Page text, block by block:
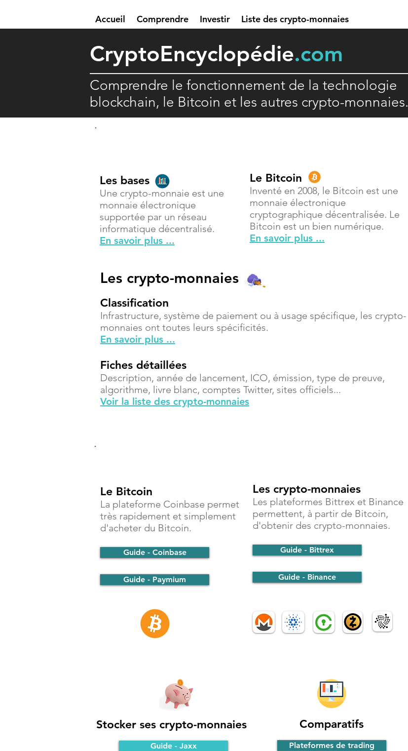
Accueil Comprendre Investir Liste des crypto-monnaies
CryptoEncyclopédie.com
Comprendre le fonctionnement de la technologie
blockchain, le Bitcoin et les autres crypto-monnaies.
Les bases
Une crypto-monnaie est une
monnaie électronique
supportée par un réseau
informatique décentralisé.
En savoir plus ...
Le Bitcoin
Inventé en 2008, le Bitcoin est une
monnaie électronique
cryptographique décentralisée. Le
Bitcoin est un bien numérique.
En savoir plus ...
Les crypto-monnaies
Classification
Infrastructure, système de paiement ou à usage spécifique, les crypto-
monnaies ont toutes leurs spécificités.
En savoir plus ...
Fiches détaillées
Description, année de lancement, ICO, émission, type de preuve,
algorithme, livre blanc, comptes Twitter, sites officiels...
Voir la liste des crypto-monnaies
Le Bitcoin
La plateforme Coinbase permet
très rapidement et simplement
d'acheter du Bitcoin.
Guide - Coinbase
Guide - Paymium
Les crypto-monnaies
Les plateformes Bittrex et Binance
permettent, à partir de Bitcoin,
d'obtenir des crypto-monnaies.
Guide - Bittrex
Guide - Binance
Stocker ses crypto-monnaies Comparatifs
Guide - Jaxx Plateformes de trading